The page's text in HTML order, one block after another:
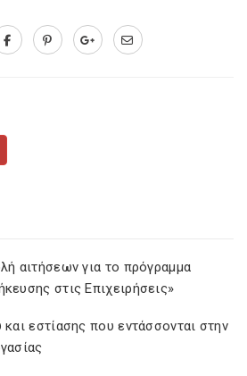
αιτήσεων για το πρόγραμμα
στις Επιχειρήσεις»
εστίασης που εντάσσονται στην